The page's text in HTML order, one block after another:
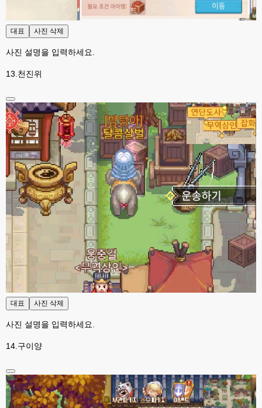
대표 사진 삭제
사진 설명을 입력하세요.
13.천진위
대표 사진 삭제
사진 설명을 입력하세요.
14.구이양
00:06
이쪽 사이트는 웹호스팅 php5.5버전쪽 ,,
라이믹스나 xe1이나 똑같은거같은데용 ㅎ-ㅎ;;; 중요한 데이트가있으면 옴기
아 ~~~
esils 00:06
다른쪽에는 php8.4호스팅.
esils 00:07
라이믹스가 가볍긴한데 기능이라던지 좀 빠진부분도많고 안되는부분도많고
해서
고게임77 00:07
맞아요...
고게임77 00:07
esils 00:08
비슷은한데 또 불편한부분도 많더라구요
고게임77
xe도 그래도 계속 비공식 패치 간혹 올라오긴 하던데요 아직까지
esils
xe3 같은경우엔 또 xe1하고 틀려서 적응안되서 갔다버린 하핫 ;;
고게임77 00:10
ㅋㅋㅋ 다 똑같은거같네여. 저도 xe3 가따가 하루만에 다시왔었는데